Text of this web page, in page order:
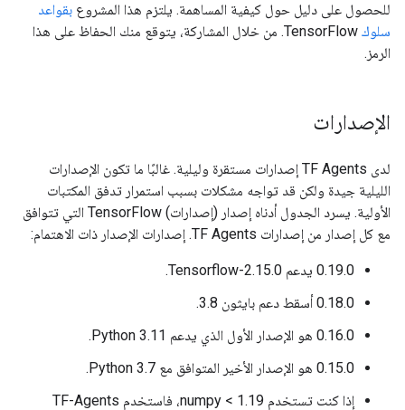
للحصول على دليل حول كيفية المساهمة. يلتزم هذا المشروع بقواعد
سلوك
TensorFlow. من خلال المشاركة، يتوقع منك الحفاظ على هذا
الرمز.
الإصدارات
لدى TF Agents إصدارات مستقرة وليلية. غالبًا ما تكون الإصدارات
الليلية جيدة ولكن قد تواجه مشكلات بسبب استمرار تدفق المكتبات
الأولية. يسرد الجدول أدناه إصدار (إصدارات) TensorFlow التي تتوافق
مع كل إصدار من إصدارات TF Agents. إصدارات الإصدار ذات الاهتمام:
0.19.0 يدعم Tensorflow-2.15.0.
0.18.0 أسقط دعم بايثون 3.8.
0.16.0 هو الإصدار الأول الذي يدعم Python 3.11.
0.15.0 هو الإصدار الأخير المتوافق مع Python 3.7.
إذا كنت تستخدم numpy < 1.19، فاستخدم TF-Agents